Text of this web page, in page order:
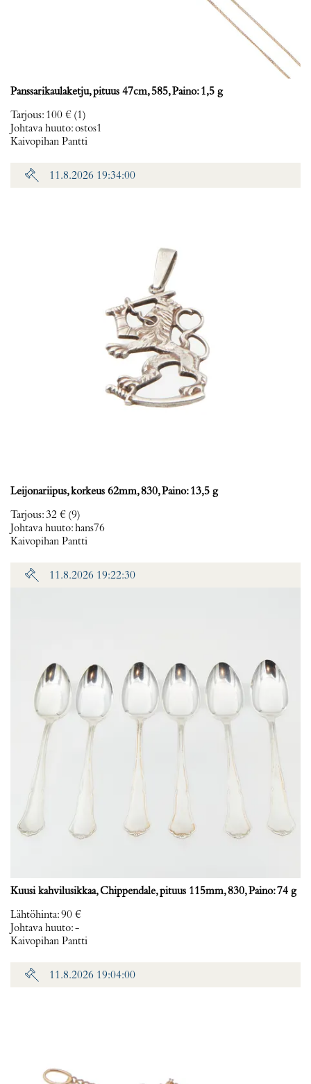
Panssarikaulaketju, pituus 47cm, 585, Paino: 1,5 g
Tarjous: 100 € (1)
Johtava huuto:ostos1
Kaivopihan Pantti
11.8.2026 19:34:00
Leijonariipus, korkeus 62mm, 830, Paino: 13,5 g
Tarjous:32 € (9)
Johtava huuto:hans76
Kaivopihan Pantti
11.8.2026 19:22:30
Kuusi kahvilusikkaa, Chippendale, pituus 115mm, 830, Paino: 74 g
Lähtöhinta:90 €
Johtava huuto:-
Kaivopihan Pantti
11.8.2026 19:04:00